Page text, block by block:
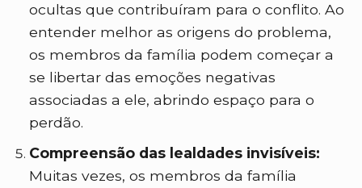
ocultas que contribuíram para o conflito. Ao
entender melhor as origens do problema,
os membros da família podem começar a
se libertar das emoções negativas
associadas a ele, abrindo espaço para o
perdão.
Compreensão das lealdades invisíveis:
Muitas vezes, os membros da família